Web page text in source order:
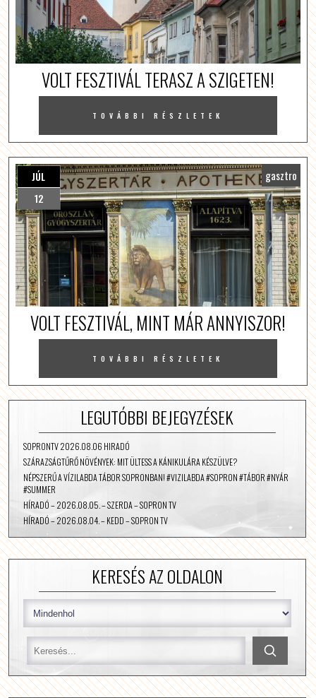
VOLT FESZTIVÁL TERASZ A SZIGETEN!
TOVÁBBI RÉSZLETEK
JÚL
12
gasztro
VOLT FESZTIVÁL, MINT MÁR ANNYISZOR!
TOVÁBBI RÉSZLETEK
LEGUTÓBBI BEJEGYZÉSEK
SOPRONTV 2026.08.06 HIRADÓ
SZÁRAZSÁGTŰRŐ NÖVÉNYEK: MIT ÜLTESS A KÁNIKULÁRA KÉSZÜLVE?
NÉPSZERŰ A VÍZILABDA TÁBOR SOPRONBAN! #VIZILABDA #SOPRON #TÁBOR #NYÁR
#SUMMER
HÍRADÓ – 2026.08.05. – SZERDA – SOPRON TV
HÍRADÓ – 2026.08.04. – KEDD – SOPRON TV
KERESÉS AZ OLDALON